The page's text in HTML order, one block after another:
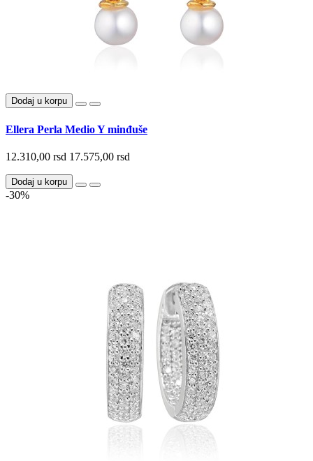
Dodaj u korpu
Ellera Perla Medio Y minđuše
12.310,00 rsd 17.575,00 rsd
Dodaj u korpu
-30%